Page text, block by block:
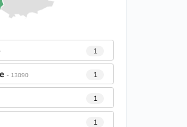
1
- 13090 1
1
1